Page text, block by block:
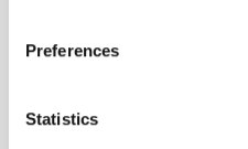
Collect information
Identify your device by
Preferences
Statistics Foto: ©